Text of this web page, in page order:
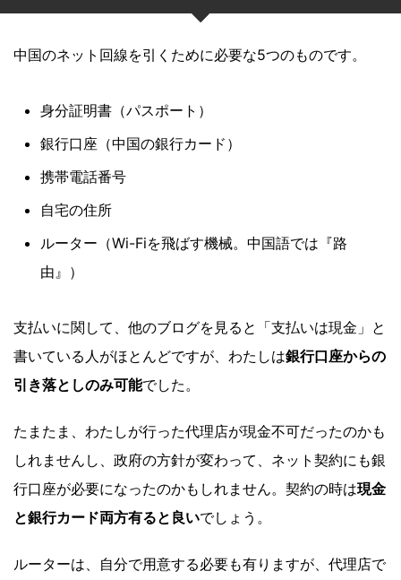
中国のネット回線を引くために必要な5つのものです。
身分証明書（パスポート）
銀行口座（中国の銀行カード）
携帯電話番号
自宅の住所
ルーター（Wi-Fiを飛ばす機械。中国語では『路
由』）
支払いに関して、他のブログを見ると「支払いは現金」と
書いている人がほとんどですが、わたしは銀行口座からの
引き落としのみ可能でした。
たまたま、わたしが行った代理店が現金不可だったのかも
しれませんし、政府の方針が変わって、ネット契約にも銀
行口座が必要になったのかもしれません。契約の時は現金
と銀行カード両方有ると良いでしょう。
ルーターは、自分で用意する必要も有りますが、代理店で